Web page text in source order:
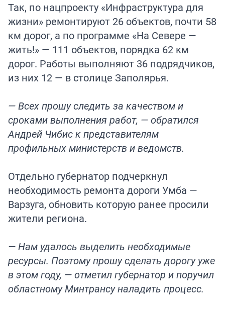
Так, по нацпроекту «Инфраструктура для
жизни» ремонтируют 26 объектов, почти 58
км дорог, а по программе «На Севере —
жить!» — 111 объектов, порядка 62 км
дорог. Работы выполняют 36 подрядчиков,
из них 12 — в столице Заполярья.
— Всех прошу следить за качеством и
сроками выполнения работ, — обратился
Андрей Чибис к представителям
профильных министерств и ведомств.
Отдельно губернатор подчеркнул
необходимость ремонта дороги Умба —
Варзуга, обновить которую ранее просили
жители региона.
— Нам удалось выделить необходимые
ресурсы. Поэтому прошу сделать дорогу уже
в этом году, — отметил губернатор и поручил
областному Минтрансу наладить процесс.